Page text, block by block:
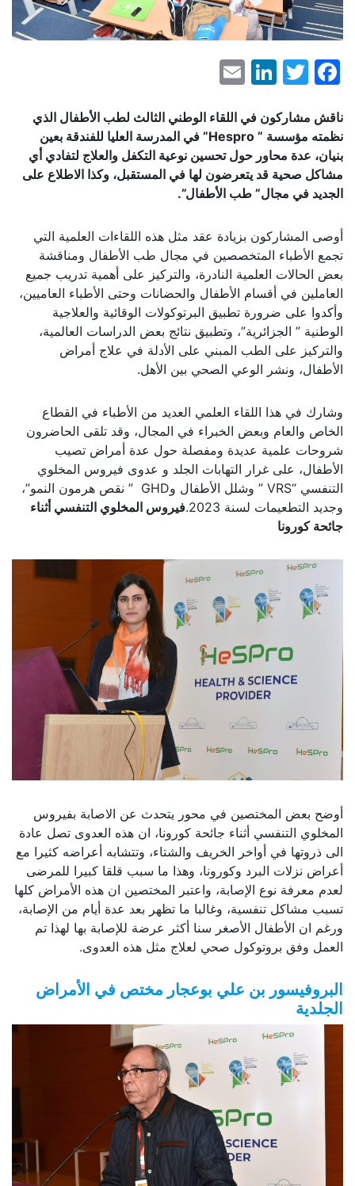
Facebook
Twitter
LinkedIn
ناقش مشاركون في اللقاء الوطني الثالث لطب الأطفال الذي
نظمته مؤسسة ” Hespro” في المدرسة العليا للفندقة بعين
بنيان، عدة محاور حول تحسين نوعية التكفل والعلاج لتفادي أي
مشاكل صحية قد يتعرضون لها في المستقبل، وكذا الاطلاع على
الجديد في مجال” طب الأطفال”.
أوصى المشاركون بزيادة عقد مثل هذه اللقاءات العلمية التي
تجمع الأطباء المتخصصين في مجال طب الأطفال ومناقشة
بعض الحالات العلمية النادرة، والتركيز على أهمية تدريب جميع
العاملين في أقسام الأطفال والحضانات وحتى الأطباء العاميين،
وأكدوا على ضرورة تطبيق البرتوكولات الوقائية والعلاجية
الوطنية ” الجزائرية”، وتطبيق نتائج بعض الدراسات العالمية،
والتركيز على الطب المبني على الأدلة في علاج أمراض
الأطفال، ونشر الوعي الصحي بين الأهل.
وشارك في هذا اللقاء العلمي العديد من الأطباء في القطاع
الخاص والعام وبعض الخبراء في المجال، وقد تلقى الحاضرون
شروحات علمية عديدة ومفصلة حول عدة أمراض تصيب
الأطفال، على غرار التهابات الجلد و عدوى فيروس المخلوي
التنفسي “VRS ” وشلل الأطفال وGHD ” نقص هرمون النمو”،
وجديد التطعيمات لسنة 2023.
فيروس المخلوي التنفسي أثناء
جائحة كورونا
أوضح بعض المختصين في محور يتحدث عن الاصابة بفيروس
المخلوي التنفسي أثناء جائحة كورونا، ان هذه العدوى تصل عادة
الى ذروتها في أواخر الخريف والشتاء، وتتشابه أعراضه كثيرا مع
أعراض نزلات البرد وكورونا، وهذا ما سبب قلقا كبيرا للمرضى
لعدم معرفة نوع الإصابة، واعتبر المختصين ان هذه الأمراض كلها
تسبب مشاكل تنفسية، وغالبا ما تظهر بعد عدة أيام من الإصابة،
ورغم ان الأطفال الأصغر سنا أكثر عرضة للإصابة بها لهذا تم
العمل وفق بروتوكول صحي لعلاج مثل هذه العدوى.
البروفيسور بن علي بوعجار مختص في الأمراض
الجلدية